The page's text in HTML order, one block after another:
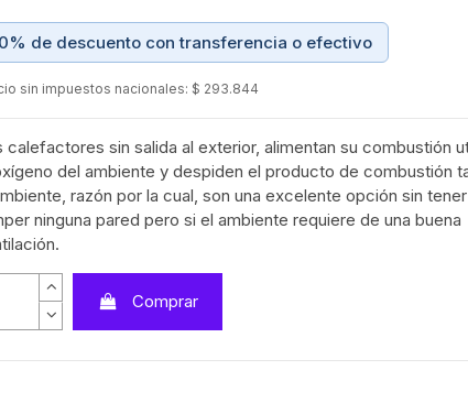
de descuento con transferencia o efectivo
sin impuestos nacionales: $ 293.844
calefactores sin salida al exterior, alimentan su combustión
del ambiente y despiden el producto de combustión
razón por la cual, son una excelente opción sin
ninguna pared pero si el ambiente requiere de una buena
Comprar